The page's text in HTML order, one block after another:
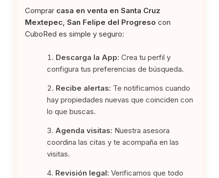
Comprar casa en venta en Santa Cruz
Mextepec, San Felipe del Progreso con
CuboRed es simple y seguro:
Descarga la App: Crea tu perfil y
configura tus preferencias de búsqueda.
Recibe alertas: Te notificamos cuando
hay propiedades nuevas que coinciden con
lo que buscas.
Agenda visitas: Nuestra asesora
coordina las citas y te acompaña en las
visitas.
Revisión legal: Verificamos que todo